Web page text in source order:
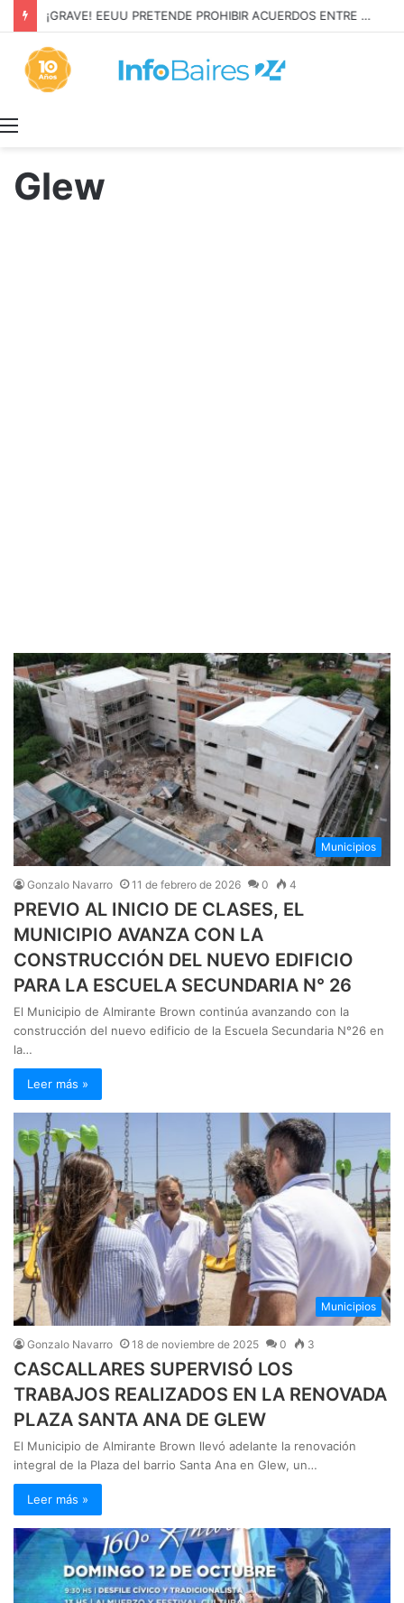
¡GRAVE! EEUU PRETENDE PROHIBIR ACUERDOS ENTRE CHINA Y UNA COOPERATIVA EN NEUQUÉN
Glew
Municipios
Gonzalo Navarro 11 de febrero de 2026 0 4
PREVIO AL INICIO DE CLASES, EL
MUNICIPIO AVANZA CON LA
CONSTRUCCIÓN DEL NUEVO EDIFICIO
PARA LA ESCUELA SECUNDARIA N° 26
El Municipio de Almirante Brown continúa avanzando con la
construcción del nuevo edificio de la Escuela Secundaria N°26 en
la…
Leer más »
Municipios
Gonzalo Navarro 18 de noviembre de 2025 0 3
CASCALLARES SUPERVISÓ LOS
TRABAJOS REALIZADOS EN LA RENOVADA
PLAZA SANTA ANA DE GLEW
El Municipio de Almirante Brown llevó adelante la renovación
integral de la Plaza del barrio Santa Ana en Glew, un…
Leer más »